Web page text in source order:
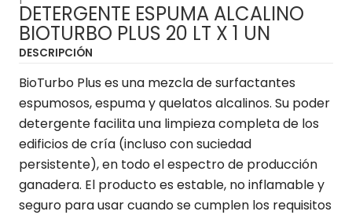
DETERGENTE ESPUMA ALCALINO
BIOTURBO PLUS 20 LT X 1 UN
DESCRIPCIÓN
BioTurbo Plus es una mezcla de surfactantes
espumosos, espuma y quelatos alcalinos. Su poder
detergente facilita una limpieza completa de los
edificios de cría (incluso con suciedad
persistente), en todo el espectro de producción
ganadera. El producto es estable, no inflamable y
seguro para usar cuando se cumplen los requisitos